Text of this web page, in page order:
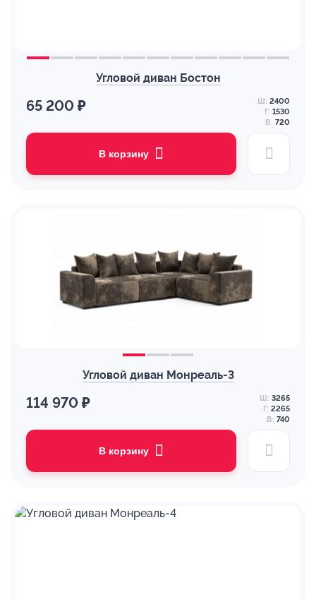
Угловой диван Бостон
65 200 ₽ Ш: 2400
Г: 1530
В: 720
В корзину
Угловой диван Монреаль-3
114 970 ₽ Ш: 3265
Г: 2265
В: 740
В корзину